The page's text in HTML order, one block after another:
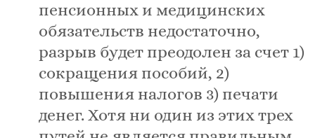
пенсионных и медицинских
обязательств недостаточно,
разрыв будет преодолен за счет 1)
сокращения пособий, 2)
повышения налогов 3) печати
денег. Хотя ни один из этих трех